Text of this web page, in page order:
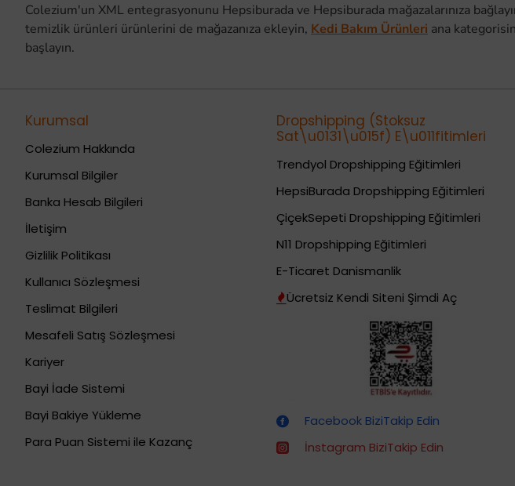
Colezium'un XML entegrasyonunu Hepsiburada ve Hepsiburada mağazalarınıza
temizlik ürünleri ürünlerini de mağazanıza ekleyin, Kedi Bakım Ürünleri ana
başlayın.
Kurumsal
Colezium Hakkında
Kurumsal Bilgiler
Banka Hesab Bilgileri
İletişim
Gizlilik Politikası
Kullanıcı Sözleşmesi
Teslimat Bilgileri
Mesafeli Satış Sözleşmesi
Kariyer
Bayi İade Sistemi
Bayi Bakiye Yükleme
Para Puan Sistemi ile Kazanç
Dropshipping (Stoksuz
Sat\u0131\u015f) E\u011fitimleri
Trendyol Dropshipping Eğitimleri
HepsiBurada Dropshipping Eğitimleri
ÇiçekSepeti Dropshipping Eğitimleri
N11 Dropshipping Eğitimleri
E-Ticaret Danismanlik
Ücretsiz Kendi Siteni Şimdi Aç
Facebook BiziTakip Edin
İnstagram BiziTakip Edin